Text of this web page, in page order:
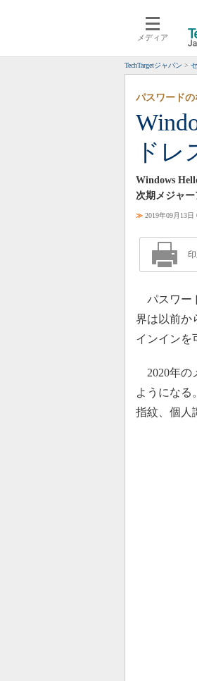
メディア
クラウド
スマートモバイ
ネットワーク
システム運用管
TechTargetジャパン
ド
パスワード
Windows
次期メジャー
≫ 2019年09月13日
パスワー
界は以前か
インインを
2020年の
ようになる
指紋、個人